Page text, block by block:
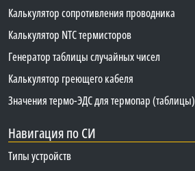
Калькулятор сопротивления проводника
Калькулятор NTC термисторов
Генератор таблицы случайных чисел
Калькулятор греющего кабеля
Значения термо-ЭДС для термопар (таблицы)
Навигация по СИ
Типы устройств